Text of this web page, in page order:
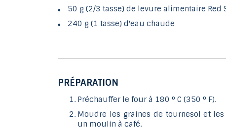
50 g (2/3 tasse) de levure alimentaire Red
240 g (1 tasse) d'eau chaude
PRÉPARATION
Préchauffer le four à 180 ° C (350 ° F).
Moudre les graines de tournesol et
un moulin à café.